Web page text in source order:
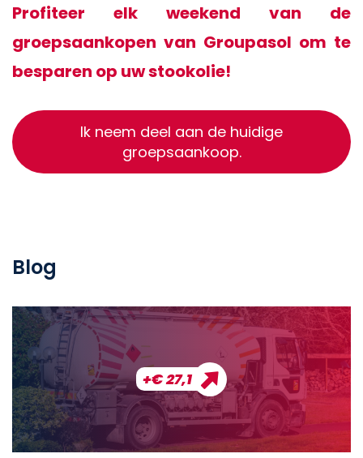
Profiteer elk weekend van de
groepsaankopen van Groupasol om te
besparen op uw stookolie!
Ik neem deel aan de huidige
groepsaankoop.
Blog
+€ 27,1